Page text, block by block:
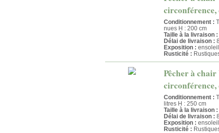
circonférence,
Conditionnement :
nues H : 200 cm
Taille à la livraison :
Délai de livraison :
Exposition :
Rusticité :
Pêcher à
circonférence,
Conditionnement :
litres H : 250 cm
Taille à la livraison :
Délai de livraison :
Exposition :
Rusticité :